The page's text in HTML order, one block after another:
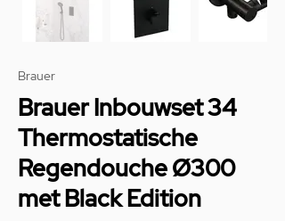
Brauer
Brauer Inbouwset 34
Thermostatische
Regendouche Ø300
met Black Edition